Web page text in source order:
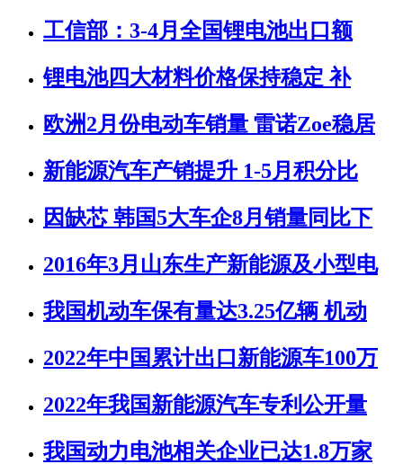
工信部：3-4月全国锂电池出口额
锂电池四大材料价格保持稳定 补
欧洲2月份电动车销量 雷诺Zoe稳居
新能源汽车产销提升 1-5月积分比
因缺芯 韩国5大车企8月销量同比下
2016年3月山东生产新能源及小型电
我国机动车保有量达3.25亿辆 机动
2022年中国累计出口新能源车100万
2022年我国新能源汽车专利公开量
我国动力电池相关企业已达1.8万家